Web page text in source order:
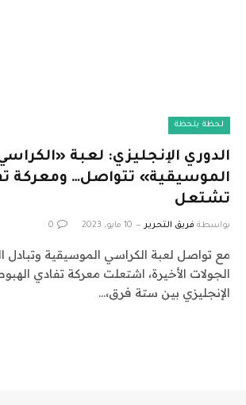
لحظة بلحظة
الدوري الإنجليزي: لعبة
الموسيقية» تتواصل… ومعركة
تشتعل
بواسطة فريق التحرير 10 مايو، 2023 0
مع تواصل لعبة الكراسي الموسيقية وتبادل
الجولات الأخيرة، اشتعلت معركة تفادي
الإنجليزي بين ستة فرق،…